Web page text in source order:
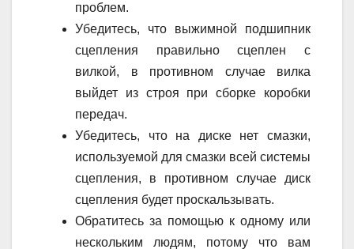
проблем.
Убедитесь, что выжимной подшипник
сцепления правильно сцеплен с
вилкой, в противном случае вилка
выйдет из строя при сборке коробки
передач.
Убедитесь, что на диске нет смазки,
используемой для смазки всей системы
сцепления, в противном случае диск
сцепления будет проскальзывать.
Обратитесь за помощью к одному или
нескольким людям, потому что вам